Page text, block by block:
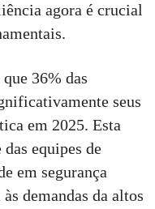
agora é crucial
36% das
seus
em 2025. Esta
equipes de
em segurança
demandas da altos